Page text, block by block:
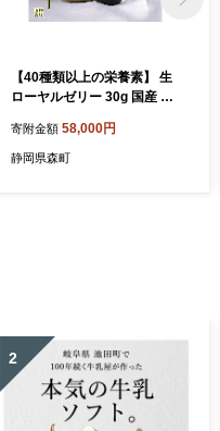
【40種類以上の栄養素】 生
ローヤルゼリー 30g 国産 安
ちみつ ハチミツ ハニー
寄附金額 58,000円
静岡県森町
2